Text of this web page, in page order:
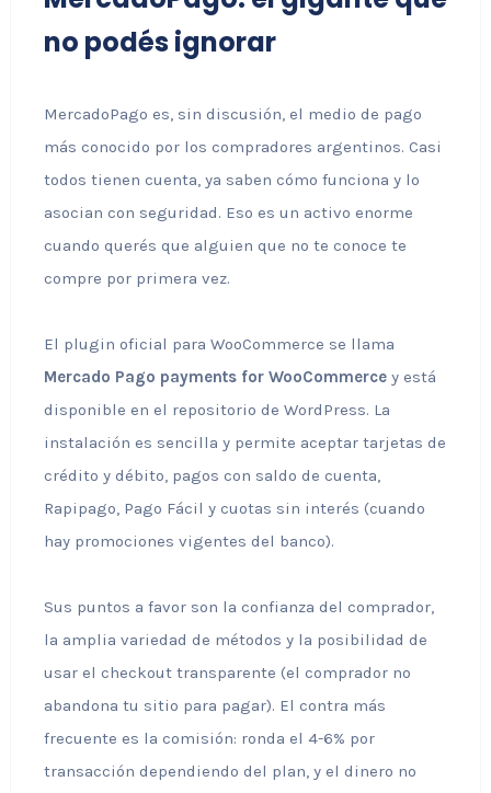
no podés ignorar
MercadoPago es, sin discusión, el medio de pago
más conocido por los compradores argentinos. Casi
todos tienen cuenta, ya saben cómo funciona y lo
asocian con seguridad. Eso es un activo enorme
cuando querés que alguien que no te conoce te
compre por primera vez.
El plugin oficial para WooCommerce se llama
Mercado Pago payments for WooCommercey está
disponible en el repositorio de WordPress. La
instalación es sencilla y permite aceptar tarjetas de
crédito y débito, pagos con saldo de cuenta,
Rapipago, Pago Fácil y cuotas sin interés (cuando
hay promociones vigentes del banco).
Sus puntos a favor son la confianza del comprador,
la amplia variedad de métodos y la posibilidad de
usar el checkout transparente (el comprador no
abandona tu sitio para pagar). El contra más
frecuente es la comisión: ronda el 4-6% por
transacción dependiendo del plan, y el dinero no